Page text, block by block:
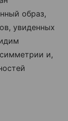
образ,
увиденных
и,